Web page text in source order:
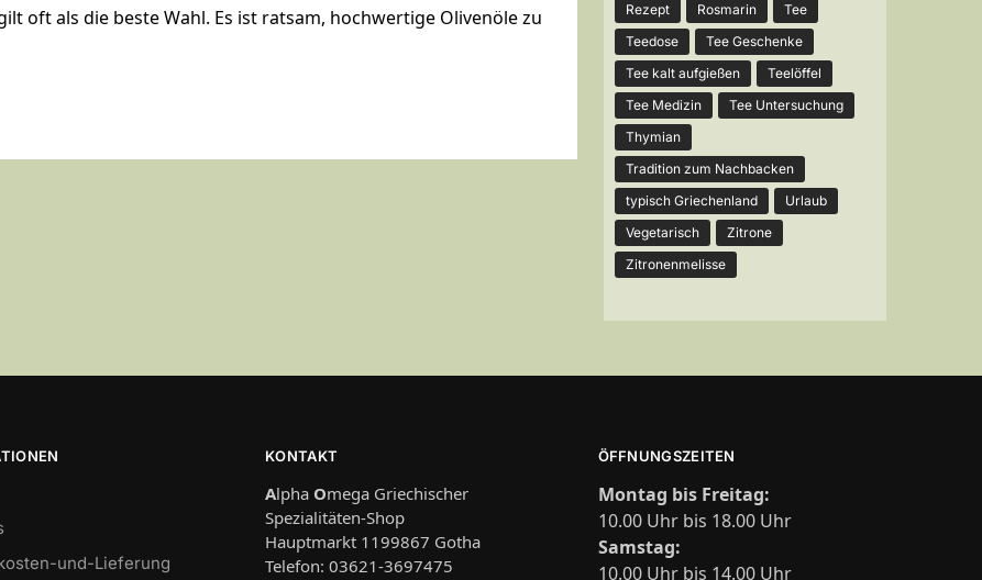
oft als die beste Wahl. Es ist ratsam, hochwertige Olivenöle zu
Rezept
Rosmarin
Tee
Teedose
Tee Geschenke
Tee kalt aufgießen
Teelöffel
Tee Medizin
Tee Untersuchung
Thymian
Tradition zum Nachbacken
typisch Griechenland
Urlaub
Vegetarisch
Zitrone
Zitronenmelisse
und-Lieferung
KONTAKT
Alpha Omega Griechischer
Spezialitäten-Shop
Hauptmarkt 1199867 Gotha
Telefon: 03621-3697475
ÖFFNUNGSZEITEN
Montag bis Freitag:
10.00 Uhr bis 18.00 Uhr
Samstag:
10.00 Uhr bis 14.00 Uhr